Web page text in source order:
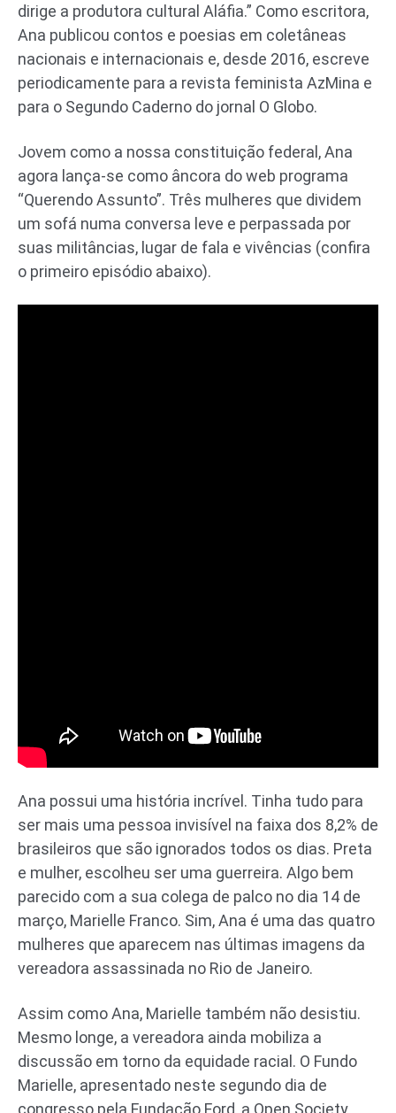
dirige a produtora cultural Aláfia.” Como escritora,
Ana publicou contos e poesias em coletâneas
nacionais e internacionais e, desde 2016, escreve
periodicamente para a revista feminista AzMina e
para o Segundo Caderno do jornal O Globo.
Jovem como a nossa constituição federal, Ana
agora lança-se como âncora do web programa
“Querendo Assunto”. Três mulheres que dividem
um sofá numa conversa leve e perpassada por
suas militâncias, lugar de fala e vivências (confira
o primeiro episódio abaixo).
Ana possui uma história incrível. Tinha tudo para
ser mais uma pessoa invisível na faixa dos 8,2% de
brasileiros que são ignorados todos os dias. Preta
e mulher, escolheu ser uma guerreira. Algo bem
parecido com a sua colega de palco no dia 14 de
março, Marielle Franco. Sim, Ana é uma das quatro
mulheres que aparecem nas últimas imagens da
vereadora assassinada no Rio de Janeiro.
Assim como Ana, Marielle também não desistiu.
Mesmo longe, a vereadora ainda mobiliza a
discussão em torno da equidade racial. O Fundo
Marielle, apresentado neste segundo dia de
congresso pela Fundação Ford, a Open Society